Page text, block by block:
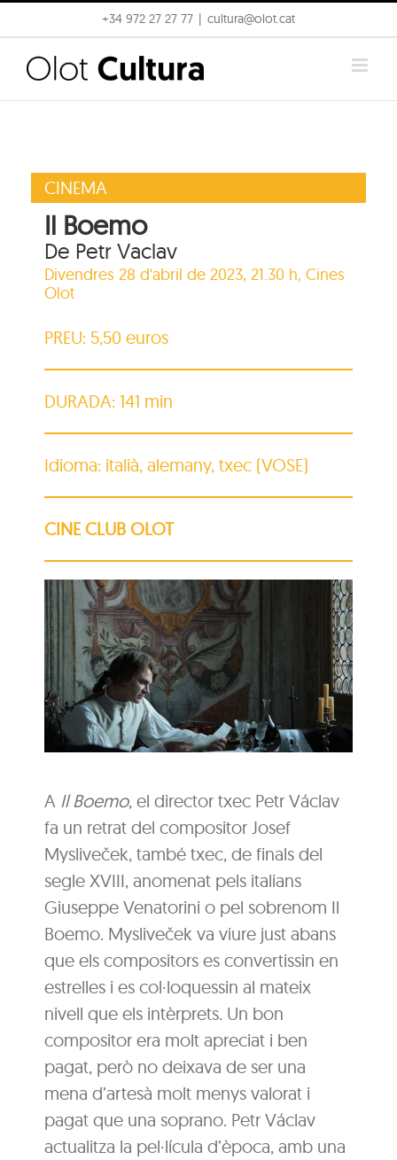
to
content
+34 972 27 27 77 cultura@olot.cat
CINEMA
Il Boemo
De Petr Vaclav
Divendres 28 d'abril de 2023, 21.30 h, Cines
Olot
PREU: 5,50 euros
DURADA: 141 min
Idioma: italià, alemany, txec (VOSE)
CINE CLUB OLOT
A Il Boemo, el director txec Petr Václav
fa un retrat del compositor Josef
Mysliveček, també txec, de finals del
segle XVIII, anomenat pels italians
Giuseppe Venatorini o pel sobrenom Il
Boemo. Mysliveček va viure just abans
que els compositors es convertissin en
estrelles i es col·loquessin al mateix
nivell que els intèrprets. Un bon
compositor era molt apreciat i ben
pagat, però no deixava de ser una
mena d’artesà molt menys valorat i
pagat que una soprano. Petr Václav
actualitza la pel·lícula d’època, amb una